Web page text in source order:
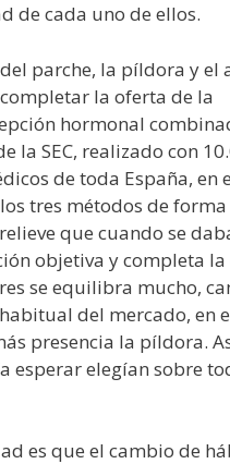
de cada uno de ellos.
parche, la píldora y el
la oferta de la
hormonal
la SEC, realizado con
de toda España, en
tres métodos de
que cuando se
objetiva y completa la
se equilibra mucho,
del mercado, en
presencia la píldora.
esperar elegían sobre
es que el cambio de